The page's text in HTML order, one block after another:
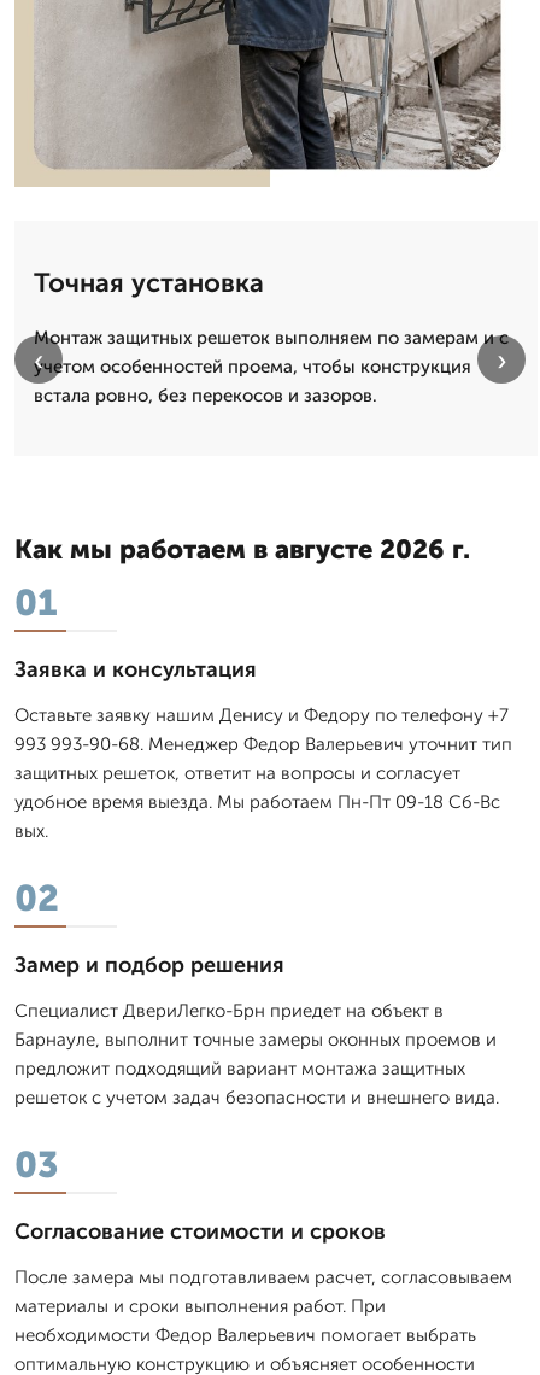
Точная установка
Монтаж защитных решеток выполняем по замерам и с
учетом особенностей проема, чтобы конструкция
встала ровно, без перекосов и зазоров.
‹ ›
Как мы работаем в августе 2026 г.
01
Заявка и консультация
Оставьте заявку нашим Денису и Федору по телефону +7
993 993-90-68. Менеджер Федор Валерьевич уточнит тип
защитных решеток, ответит на вопросы и согласует
удобное время выезда. Мы работаем Пн-Пт 09-18 Сб-Вс
вых.
02
Замер и подбор решения
Специалист ДвериЛегко-Брн приедет на объект в
Барнауле, выполнит точные замеры оконных проемов и
предложит подходящий вариант монтажа защитных
решеток с учетом задач безопасности и внешнего вида.
03
Согласование стоимости и сроков
После замера мы подготавливаем расчет, согласовываем
материалы и сроки выполнения работ. При
необходимости Федор Валерьевич помогает выбрать
оптимальную конструкцию и объясняет особенности